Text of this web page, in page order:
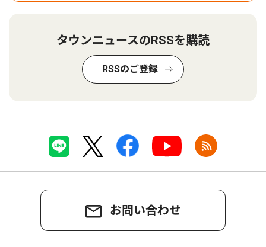
タウンニュースのRSSを購読
RSSのご登録
お問い合わせ